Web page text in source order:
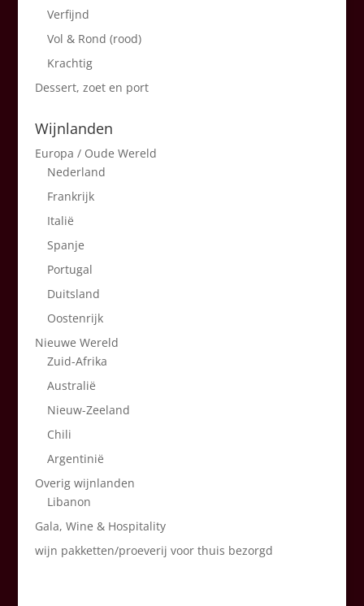
Verfijnd
Vol & Rond (rood)
Krachtig
Dessert, zoet en port
Wijnlanden
Europa / Oude Wereld
Nederland
Frankrijk
Italië
Spanje
Portugal
Duitsland
Oostenrijk
Nieuwe Wereld
Zuid-Afrika
Australië
Nieuw-Zeeland
Chili
Argentinië
Overig wijnlanden
Libanon
Gala, Wine & Hospitality
wijn pakketten/proeverij voor thuis bezorgd